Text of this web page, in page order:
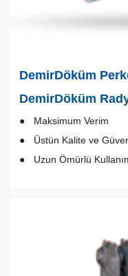
DemirDöküm
DemirDöküm
Maksimum Verim
Üstün Kalite ve
Uzun Ömürlü